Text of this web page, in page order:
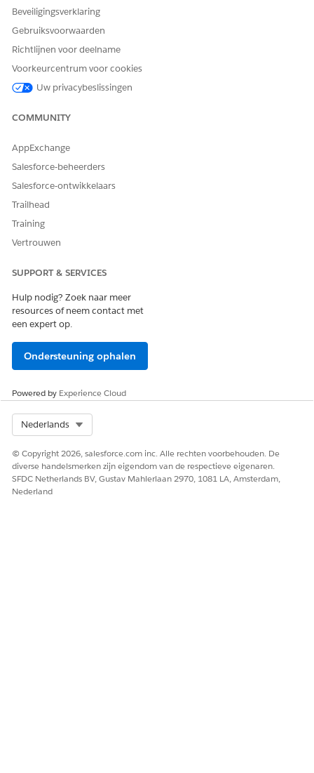
Platform-encryptie
Cloud
HEEFT DIT ARTIKEL UW PROBLEEM OPGELOST?
Laat ons weten wat we kunnen doen om te verbeteren!
Beveiligingsverklaring
Gebruiksvoorwaarden
Richtlijnen voor deelname
Voorkeurcentrum voor cookies
Uw privacybeslissingen
COMMUNITY
AppExchange
Salesforce-beheerders
Salesforce-ontwikkelaars
Trailhead
Training
Vertrouwen
SUPPORT & SERVICES
Hulp nodig? Zoek naar meer
resources of neem contact met
een expert op.
Ondersteuning ophalen
Powered by Experience Cloud
Nederlands
© Copyright 2026, salesforce.com inc. Alle rechten voorbehouden. De
diverse handelsmerken zijn eigendom van de respectieve eigenaren.
SFDC Netherlands BV, Gustav Mahlerlaan 2970, 1081 LA, Amsterdam,
Nederland